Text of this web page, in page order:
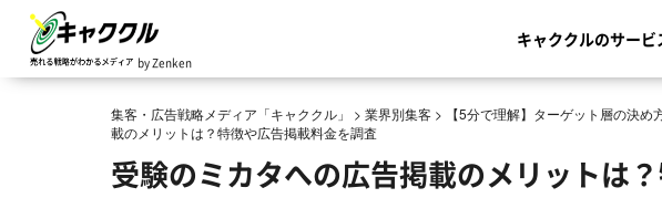
by Zenken
キャククルのサービ
集客・広告戦略メディア「キャククル」 > 業界別集客 > 【5分で理解】ターゲット層の決
載のメリットは？特徴や広告掲載料金を調査
受験のミカタへの広告掲載のメリットは